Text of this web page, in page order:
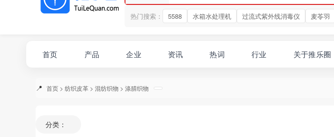
热门搜索： 5588 水箱水处理机 过流式紫外线消毒仪 麦苓羽
首页 产品 企业 资讯 热词 行业 关于推乐圈
首页 > 纺织皮革 > 混纺织物 > 涤腈织物
分类：